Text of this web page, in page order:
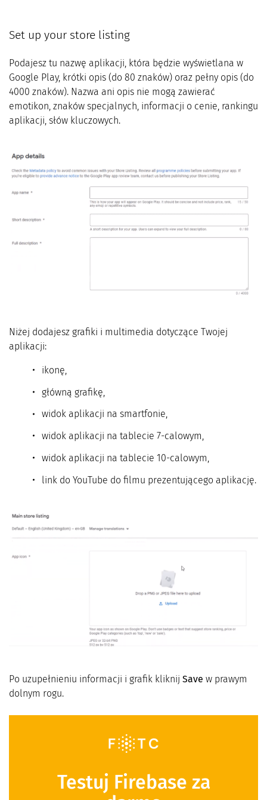
Set up your store listing
Podajesz tu nazwę aplikacji, która będzie wyświetlana w
Google Play, krótki opis (do 80 znaków) oraz pełny opis (do
4000 znaków). Nazwa ani opis nie mogą zawierać
emotikon, znaków specjalnych, informacji o cenie, rankingu
aplikacji, słów kluczowych.
Niżej dodajesz grafiki i multimedia dotyczące Twojej
aplikacji:
ikonę,
główną grafikę,
widok aplikacji na smartfonie,
widok aplikacji na tablecie 7-calowym,
widok aplikacji na tablecie 10-calowym,
link do YouTube do filmu prezentującego aplikację.
Po uzupełnieniu informacji i grafik kliknij Save w prawym
dolnym rogu.
Testuj Firebase za